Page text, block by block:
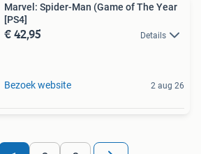
Marvel: Spider-Man (Game of The Year
[PS4]
€ 42,95 Details
Bezoek website 2 aug 26